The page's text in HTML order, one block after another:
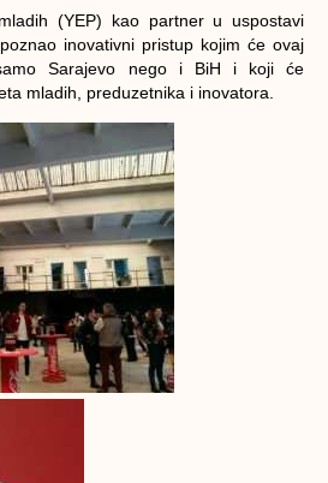
(YEP) kao partner u uspostavi
inovativni pristup kojim će ovaj
Sarajevo nego i BiH i koji će
mladih, preduzetnika i inovatora.